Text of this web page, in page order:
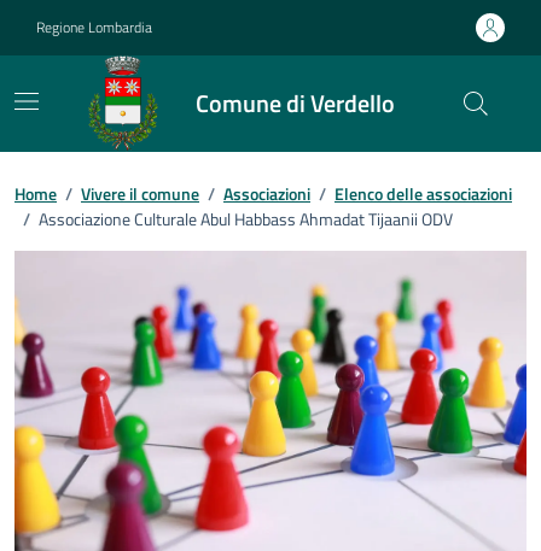
Regione Lombardia
Comune di Verdello
Home / Vivere il comune / Associazioni / Elenco delle associazioni
/ Associazione Culturale Abul Habbass Ahmadat Tijaanii ODV